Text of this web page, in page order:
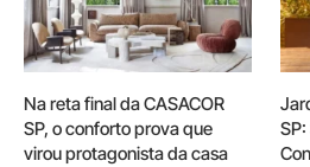
Na reta final da CASACOR
SP, o conforto prova que
virou protagonista da casa